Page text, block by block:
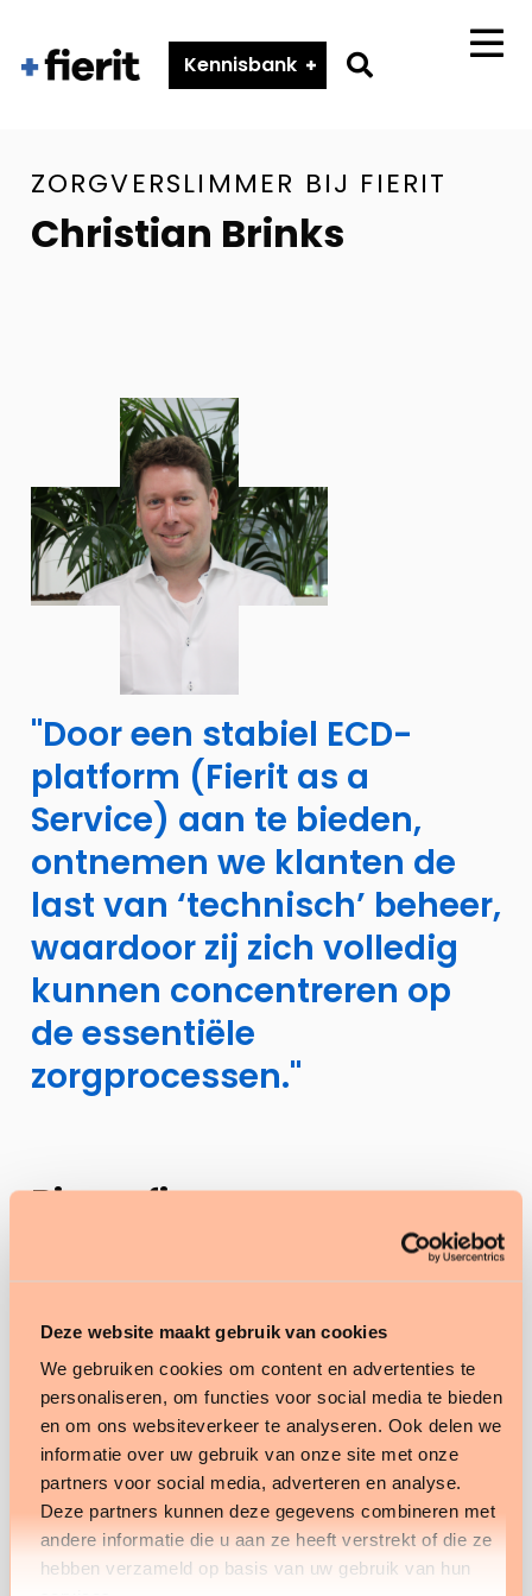
Deze website maakt gebruik van cookies
We gebruiken cookies om content en advertenties te
personaliseren, om functies voor social media te bieden
en om ons websiteverkeer te analyseren. Ook delen we
informatie over uw gebruik van onze site met onze
partners voor social media, adverteren en analyse.
Deze partners kunnen deze gegevens combineren met
andere informatie die u aan ze heeft verstrekt of die ze
hebben verzameld op basis van uw gebruik van hun
Méér
Kennisbank
Go
page
ZORGVERSLIMMER BIJ FIERIT
Christian Brinks
"Door een stabiel ECD-
platform (Fierit as a
Service) aan te bieden,
ontnemen we klanten de
last van ‘technisch’ beheer,
waardoor zij zich volledig
kunnen concentreren op
de essentiële
zorgprocessen."
Biografie
Tijdens mijn studie Information & Communication
Technology ben ik in aanraking gekomen met de
zorgsector en ontdekte ik dat deze sector
Na mijn afstuderen in 2008 heb ik daarom bewust
gekozen voor een loopbaan in de zorgsector. Het
werkveld is dynamisch en vereist een
voortdurende aanpassing aan nieuwe
ontwikkelingen en veranderende wensen en eisen
vanuit zowel de organisatie als de klant.